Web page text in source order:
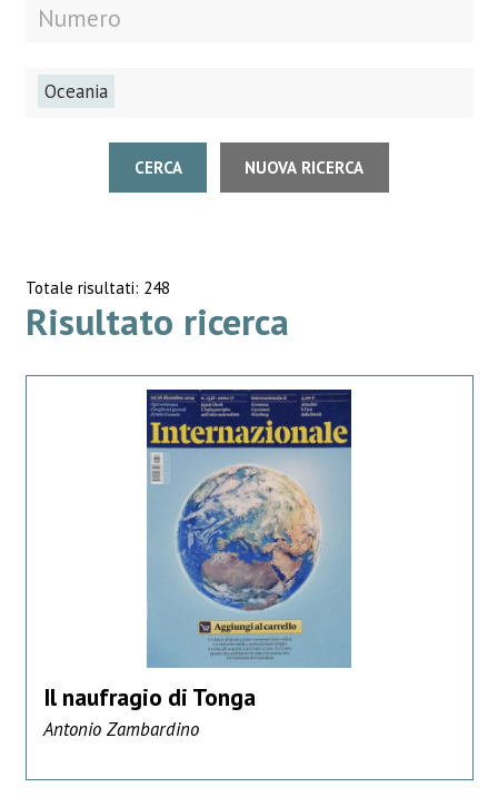
Oceania
CERCA NUOVA RICERCA
Totale risultati: 248
Risultato ricerca
Il naufragio di Tonga
Antonio Zambardino